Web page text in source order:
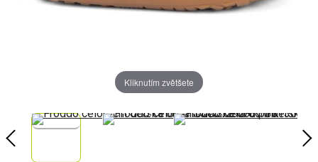
Kliknutím zvětšete